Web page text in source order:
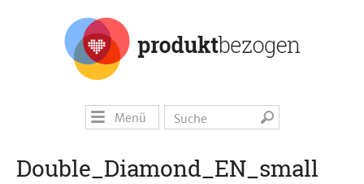
Menü
Double_Diamond_EN_small